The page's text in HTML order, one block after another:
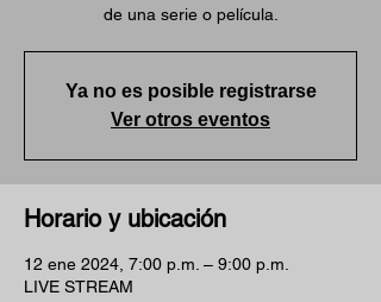
de una serie o película.
Ya no es posible registrarse
Ver otros eventos
Horario y ubicación
12 ene 2024, 7:00 p.m. – 9:00 p.m.
LIVE STREAM